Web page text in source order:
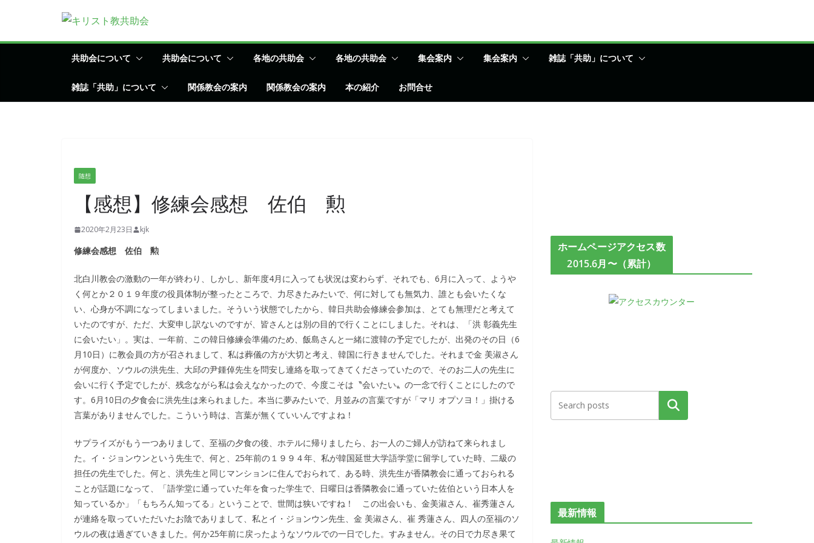
テ
共助会について 共助会について 各地の共助会 各地の共助会 集会案内 集会案内 雑誌「共助」について
雑誌「共助」について 関係教会の案内 関係教会の案内 本の紹介 お問合せ
随想
【感想】修練会感想 佐伯 勲
2020年2月23日 kjk
修練会感想 佐伯 勲
北白川教会の激動の一年が終わり、しかし、新年度4月に入っても状況は変わらず、それでも、6月に入って、ようや
く何とか２０１９年度の役員体制が整ったところで、力尽きたみたいで、何に対しても無気力、誰とも会いたくな
い、心身が不調になってしまいました。そういう状態でしたから、韓日共助会修練会参加は、とても無理だと考えて
いたのですが、ただ、大変申し訳ないのですが、皆さんとは別の目的で行くことにしました。それは、「洪 彰義先生
に会いたい」。実は、一年前、この韓日修練会準備のため、飯島さんと一緒に渡韓の予定でしたが、出発のその日（6
月10日）に教会員の方が召されまして、私は葬儀の方が大切と考え、韓国に行きませんでした。それまで金 美淑さん
が何度か、ソウルの洪先生、大邱の尹鍾倬先生を問安し連絡を取ってきてくださっていたので、そのお二人の先生に
会いに行く予定でしたが、残念ながら私は会えなかったので、今度こそは〝会いたい〟の一念で行くことにしたので
す。6月10日の夕食会に洪先生は来られました。本当に夢みたいで、月並みの言葉ですが「マリ オプソヨ！」掛ける
言葉がありませんでした。こういう時は、言葉が無くていいんですよね！
サプライズがもう一つありまして、至福の夕食の後、ホテルに帰りましたら、お一人のご婦人が訪ねて来られまし
た。イ・ジョンウンという先生で、何と、25年前の１９９４年、私が韓国延世大学語学堂に留学していた時、二級の
担任の先生でした。何と、洪先生と同じマンションに住んでおられて、ある時、洪先生が香隣教会に通っておられる
ことが話題になって、「語学堂に通っていた年を食った学生で、日曜日は香隣教会に通っていた佐伯という日本人を
知っているか」「もちろん知ってる」ということで、世間は狭いですね！ この出会いも、金美淑さん、崔秀蓮さん
が連絡を取っていただいたお陰でありまして、私とイ・ジョンウン先生、金 美淑さん、崔 秀蓮さん、四人の至福のソ
ウルの夜は過ぎていきました。何か25年前に戻ったようなソウルでの一日でした。すみません。その日で力尽き果て
ホームページアクセス数
2015.6月〜（累計）
検索
最新情報